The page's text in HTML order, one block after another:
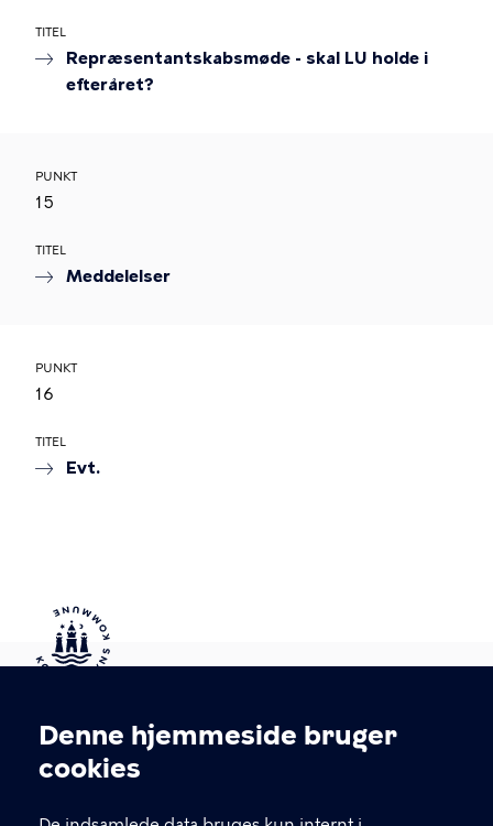
Cookieindstillinger
Denne hjemmeside bruger
cookies
TITEL
Repræsentantskabsmøde - skal LU holde i
efteråret?
PUNKT
15
TITEL
Meddelelser
PUNKT
16
TITEL
Evt.
Kontakt Københavns Kommune
T
Find andre kontakter her